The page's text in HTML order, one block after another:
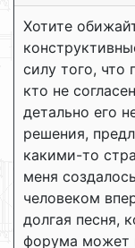
Хотите
силу того,
кто не
детально его
решения,
какими-то
меня
человеком
долгая песня,
форума может